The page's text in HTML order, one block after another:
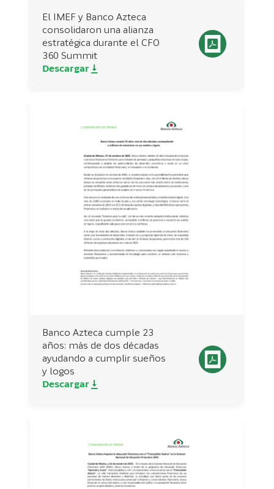
El IMEF y Banco Azteca
consolidaron una alianza
estratégica durante el CFO
360 Summit
Descargar
Banco Azteca cumple 23
años: más de dos décadas
ayudando a cumplir sueños
y logos
Descargar